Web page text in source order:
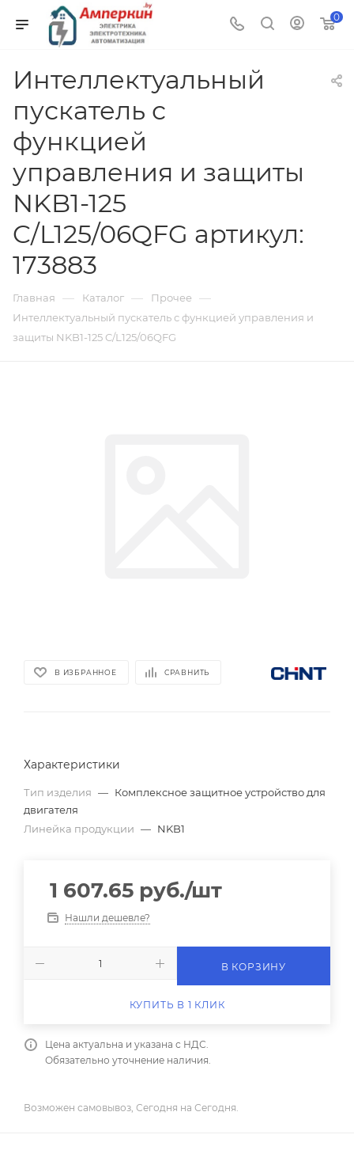
0
Интеллектуальный
пускатель с
функцией
управления и защиты
NKB1-125
C/L125/06QFG артикул:
173883
Главная — Каталог — Прочее —
Интеллектуальный пускатель с функцией управления и
защиты NKB1-125 C/L125/06QFG
В ИЗБРАННОЕ СРАВНИТЬ
Характеристики
Тип изделия — Комплексное защитное устройство для
двигателя
Линейка продукции — NKB1
1 607.65 руб./шт
Нашли дешевле?
В КОРЗИНУ
КУПИТЬ В 1 КЛИК
Цена актуальна и указана с НДС.
Обязательно уточнение наличия.
Возможен самовывоз, Сегодня на Сегодня.